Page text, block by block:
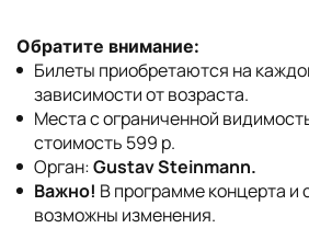
Обратите внимание:
Билеты приобретаются на
зависимости от возраста.
Места с ограниченной
стоимость 599 р.
Орган:Gustav Steinmann.
Важно! В программе концерта и
возможны изменения.